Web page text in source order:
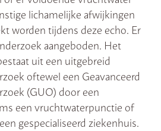
lichamelijke afwijkingen
worden tijdens deze echo. Er
aangeboden. Het
uit een uitgebreid
oftewel een Geavanceerd
(GUO) door een
een vruchtwaterpunctie of
gespecialiseerd ziekenhuis.